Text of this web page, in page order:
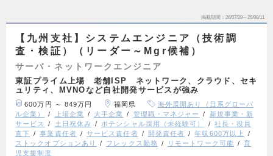
掲載期間 26/07/29～26/08/11
【九州支社】システムエンジニア（技術調
査・検証）（リーダー～Mgr候補）
サーバ・ネットワークエンジニア
東証プライム上場 老舗ISP ネットワーク、クラウド、セキ
ュリティ、MVNOなど自社開発サービスが強み
600万円 ～ 849万円 福岡県
海外展開あり（日系グローバ
ル企業）
上場企業 大手企業 管理職・マネジャー
新規事業・新
サービス
土日祝休み ポテンシャル採用（未経験可）
社長・役員
直下
事業責任者 サービス責任者 開発責任者
年収600万以上
ストックオプションあり
フレックス勤務 リモートワーク可能
育
児支援制度